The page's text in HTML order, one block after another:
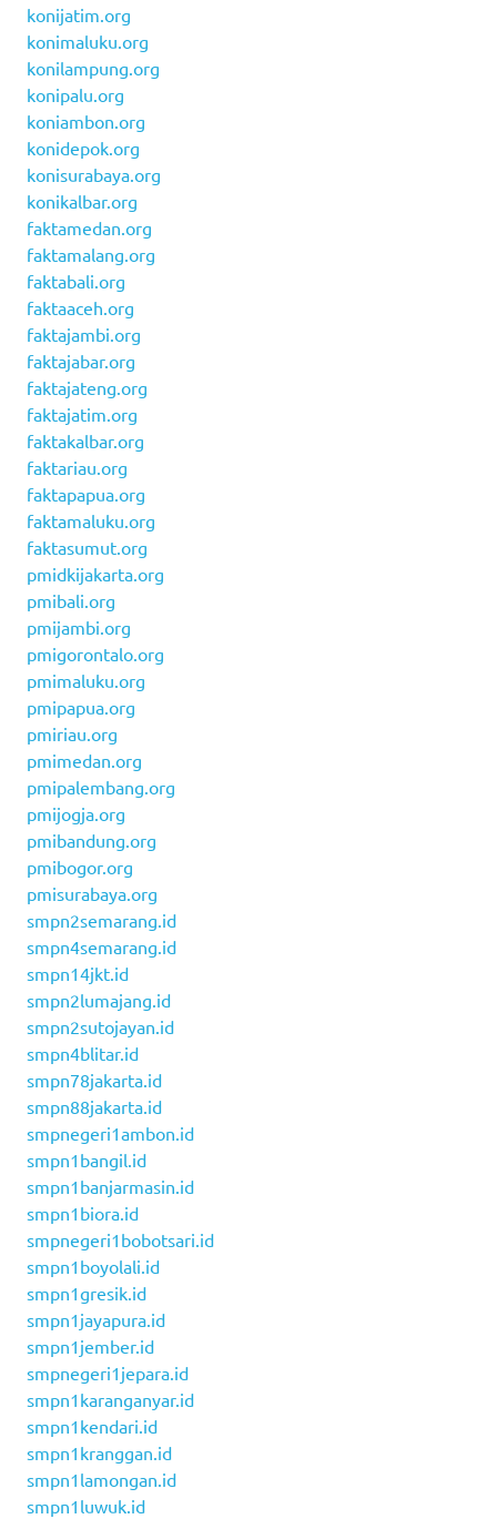
konijatim.org
konimaluku.org
konilampung.org
konipalu.org
koniambon.org
konidepok.org
konisurabaya.org
konikalbar.org
faktamedan.org
faktamalang.org
faktabali.org
faktaaceh.org
faktajambi.org
faktajabar.org
faktajateng.org
faktajatim.org
faktakalbar.org
faktariau.org
faktapapua.org
faktamaluku.org
faktasumut.org
pmidkijakarta.org
pmibali.org
pmijambi.org
pmigorontalo.org
pmimaluku.org
pmipapua.org
pmiriau.org
pmimedan.org
pmipalembang.org
pmijogja.org
pmibandung.org
pmibogor.org
pmisurabaya.org
smpn2semarang.id
smpn4semarang.id
smpn14jkt.id
smpn2lumajang.id
smpn2sutojayan.id
smpn4blitar.id
smpn78jakarta.id
smpn88jakarta.id
smpnegeri1ambon.id
smpn1bangil.id
smpn1banjarmasin.id
smpn1biora.id
smpnegeri1bobotsari.id
smpn1boyolali.id
smpn1gresik.id
smpn1jayapura.id
smpn1jember.id
smpnegeri1jepara.id
smpn1karanganyar.id
smpn1kendari.id
smpn1kranggan.id
smpn1lamongan.id
smpn1luwuk.id